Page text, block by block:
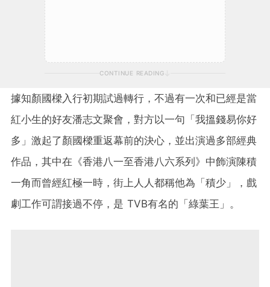
CONTINUE READING
據知顏國樑入行初期試過轉行，不過有一次和已經是當
紅小生的好友潘志文聚會，對方以一句「我搵錢易你好
多」激起了顏國樑重返幕前的決心，並出演過多部經典
作品，其中在《香港八一至香港八六系列》中飾演陳積
一角而曾經紅極一時，街上人人都稱他為「積少」，戲
劇工作可謂接過不停，是 TVB有名的「綠葉王」。